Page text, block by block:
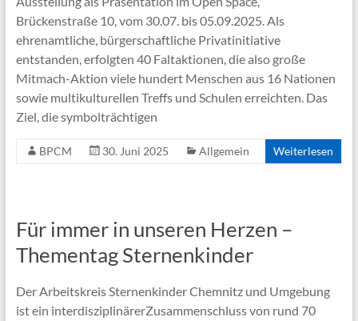
Brückenstraße 10, vom 30.07. bis 05.09.2025. Als
ehrenamtliche, bürgerschaftliche Privatinitiative
entstanden, erfolgten 40 Faltaktionen, die also große
Mitmach-Aktion viele hundert Menschen aus 16 Nationen
sowie multikulturellen Treffs und Schulen erreichten. Das
Ziel, die symbolträchtigen
BPCM 30. Juni 2025 Allgemein Weiterlesen
Für immer in unseren Herzen –
Thementag Sternenkinder
Der Arbeitskreis Sternenkinder Chemnitz und Umgebung
ist ein interdisziplinärerZusammenschluss von rund 70